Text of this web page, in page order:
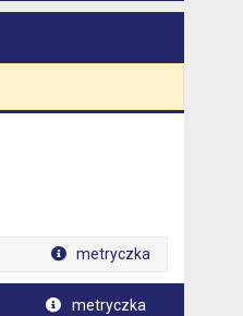
metryczka
metryczka